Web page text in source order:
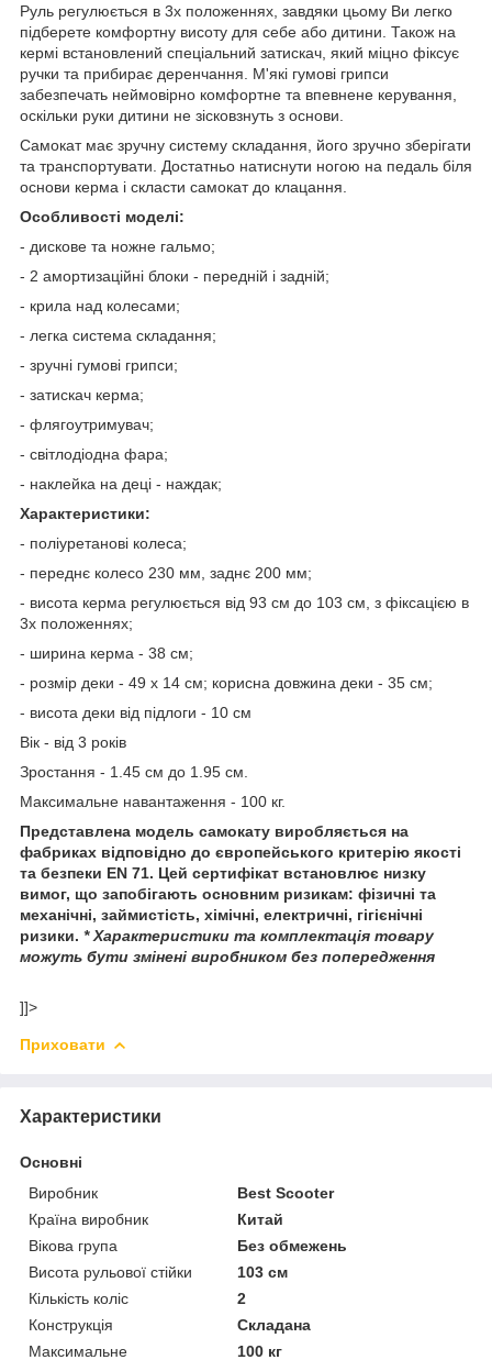
Руль регулюється в 3х положеннях, завдяки цьому Ви легко
підберете комфортну висоту для себе або дитини. Також на
кермі встановлений спеціальний затискач, який міцно фіксує
ручки та прибирає деренчання. М'які гумові грипси
забезпечать неймовірно комфортне та впевнене керування,
оскільки руки дитини не зісковзнуть з основи.
Самокат має зручну систему складання, його зручно зберігати
та транспортувати. Достатньо натиснути ногою на педаль біля
основи керма і скласти самокат до клацання.
Особливості моделі:
- дискове та ножне гальмо;
- 2 амортизаційні блоки - передній і задній;
- крила над колесами;
- легка система складання;
- зручні гумові грипси;
- затискач керма;
- флягоутримувач;
- світлодіодна фара;
- наклейка на деці - наждак;
Характеристики:
- поліуретанові колеса;
- переднє колесо 230 мм, заднє 200 мм;
- висота керма регулюється від 93 см до 103 см, з фіксацією в
3х положеннях;
- ширина керма - 38 см;
- розмір деки - 49 х 14 см; корисна довжина деки - 35 см;
- висота деки від підлоги - 10 см
Вік - від 3 років
Зростання - 1.45 см до 1.95 см.
Максимальне навантаження - 100 кг.
Представлена модель самокату виробляється на
фабриках відповідно до європейського критерію якості
та безпеки EN 71. Цей сертифікат встановлює низку
вимог, що запобігають основним ризикам: фізичні та
механічні, займистість, хімічні, електричні, гігієнічні
ризики. * Характеристики та комплектація товару
можуть бути змінені виробником без попередження
]]>
Приховати
Характеристики
Основні
Виробник
Best Scooter
Країна виробник
Китай
Вікова група
Без обмежень
Висота рульової стійки
103 см
Кількість коліс
2
Конструкція
Складана
Максимальне
100 кг